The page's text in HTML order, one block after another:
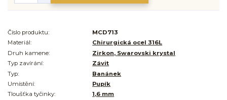
Číslo produktu:
MCD713
Materiál:
Chirurgická ocel 316L
Druh kamene:
Zirkon, Swarovski krystal
Typ zavírání:
Závit
Typ:
Banánek
Umístění:
Pupík
Tloušťka tyčinky:
1,6 mm